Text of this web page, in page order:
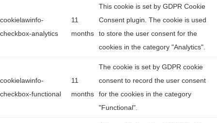
cookielawinfo-
checkbox-analytics
11
months
This cookie is set by GDPR Cookie
Consent plugin. The cookie is used
to store the user consent for the
cookies in the category "Analytics".
cookielawinfo-
checkbox-functional
11
months
The cookie is set by GDPR cookie
consent to record the user consent
for the cookies in the category
"Functional".